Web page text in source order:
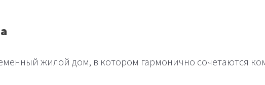
жилой дом, в котором гармонично сочетаются